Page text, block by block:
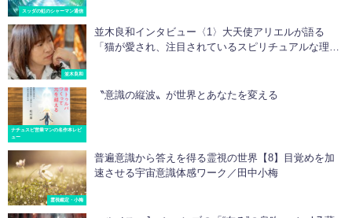
スッダの虹のシャーマン通信
並木良和
並木良和インタビュー〈1〉大天使アリエルが語る
「猫が愛され、注目されているスピリチュアルな理
ナチュスピ営業マンの名作本レビ
ュー
〝意識の縦波〟が世界とあなたを変える
霊視鑑定・小梅
普遍意識から答えを得る霊視の世界【8】目覚めを加
速させる宇宙意識体感ワーク／田中小梅